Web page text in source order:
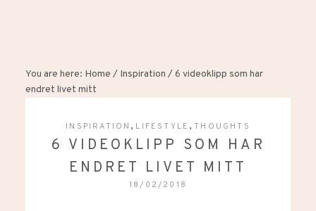
You are here: Home / Inspiration /6 videoklipp som har
endret livet mitt
INSPIRATION , LIFESTYLE , THOUGHTS
6 VIDEOKLIPP SOM HAR
ENDRET LIVET MITT
18/02/2018